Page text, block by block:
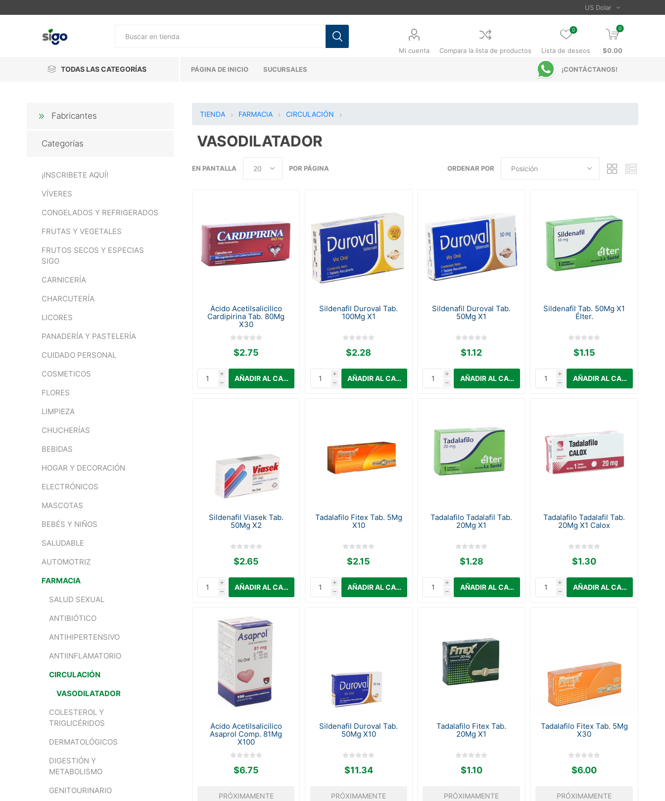
Mi cuenta Compara la lista de productos Lista de deseos
0 0
$0.00
TODAS LAS CATEGORÍAS PÁGINA DE INICIO SUCURSALES ¡CONTÁCTANOS!
TIENDA FARMACIA CIRCULACIÓN
VASODILATADOR
ORDENAR POR
EN PANTALLA POR PÁGINA
Ácido Acetilsalicilico
Cardipirina Tab. 80Mg
X30
$2.75
i
h
Sildenafil Duroval Tab.
100Mg X1
$2.28
i
h
Sildenafil Duroval Tab.
50Mg X1
$1.12
i
h
Sildenafil Tab. 50Mg X1
Élter.
$1.15
i
h
Sildenafil Viasek Tab.
50Mg X2
$2.65
i
h
Tadalafilo Fitex Tab. 5Mg
X10
$2.15
i
h
Tadalafilo Tadalafil Tab.
20Mg X1
$1.28
i
h
Tadalafilo Tadalafil Tab.
20Mg X1 Calox
$1.30
i
h
Ácido Acetilsalicilico
Asaprol Comp. 81Mg
X100
$6.75
PRÓXIMAMENTE
Sildenafil Duroval Tab.
50Mg X10
$11.34
PRÓXIMAMENTE
Tadalafilo Fitex Tab.
20Mg X1
$1.10
PRÓXIMAMENTE
Tadalafilo Fitex Tab. 5Mg
X30
$6.00
PRÓXIMAMENTE
Fabricantes
Categorías
¡INSCRIBETE AQUÍ!
VÍVERES
CONGELADOS Y REFRIGERADOS
FRUTAS Y VEGETALES
FRUTOS SECOS Y ESPECIAS
SIGO
CARNICERÍA
CHARCUTERÍA
LICORES
PANADERÍA Y PASTELERÍA
CUIDADO PERSONAL
COSMETICOS
FLORES
LIMPIEZA
CHUCHERÍAS
BEBIDAS
HOGAR Y DECORACIÓN
ELECTRÓNICOS
MASCOTAS
BEBÉS Y NIÑOS
SALUDABLE
AUTOMOTRIZ
FARMACIA
SALUD SEXUAL
ANTIBIÓTICO
ANTIHIPERTENSIVO
ANTIINFLAMATORIO
CIRCULACIÓN
VASODILATADOR
COLESTEROL Y
TRIGLICÉRIDOS
DERMATOLÓGICOS
DIGESTIÓN Y
METABOLISMO
GENITOURINARIO